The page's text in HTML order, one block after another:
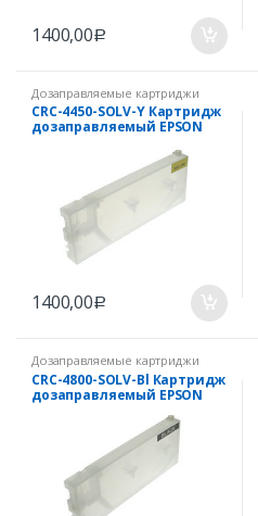
1400,00Р
Дозаправляемые картриджи
CRC-4450-SOLV-Y Картридж
дозаправляемый EPSON
чипом Yellow (Желтый)
1400,00Р
Дозаправляемые картриджи
CRC-4800-SOLV-Bl Картридж
дозаправляемый EPSON
чипом Black (Черный)